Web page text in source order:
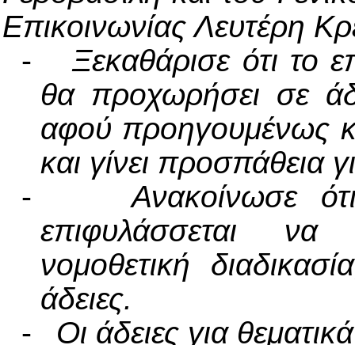
Επικοινωνίας Λευτέρη
-
Ξεκαθάρισε ότι το
θα προχωρήσει σε
αφού προηγουμένως
και γίνει προσπάθεια
-
Ανακοίνωσε
επιφυλάσσεται
νομοθετική
άδειες.
-
Οι άδειες για